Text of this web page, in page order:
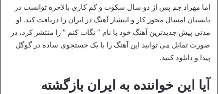
اما مهراد جم پس از دو سال سکوت و کم کاری بالاخره توانست در
تابستان امسال مجوز کار و انتشار آهنگ در ایران را دریافت کند. او
مدتی پیش جدیدترین آهنگ خود با نام ” نگات کنم ” را منتشر کرد، در
صورت تمایل می توانید این آهنگ را با یک جستجوی ساده در گوگل
پیدا و دانلود کنید.
آیا این خواننده به ایران بازگشته